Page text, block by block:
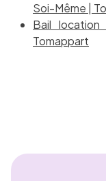
Soi-Même |
Bail
Tomappart